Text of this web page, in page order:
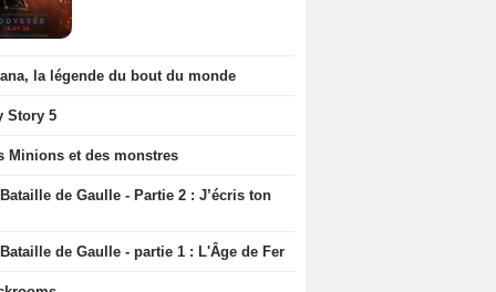
la légende du bout du monde
Story 5
Minions et des monstres
de Gaulle - Partie 2 : J’écris ton
de Gaulle - partie 1 : L'Âge de Fer